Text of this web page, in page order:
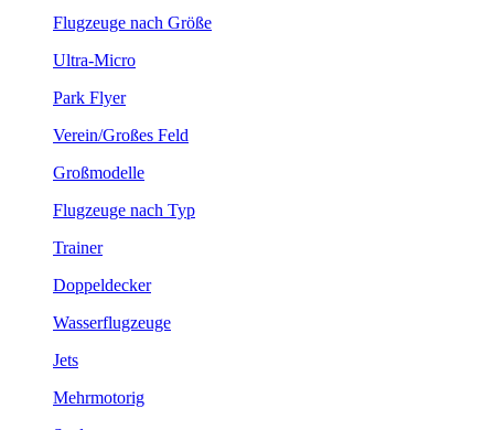
Flugzeuge nach Größe
Ultra-Micro
Park Flyer
Verein/Großes Feld
Großmodelle
Flugzeuge nach Typ
Trainer
Doppeldecker
Wasserflugzeuge
Jets
Mehrmotorig